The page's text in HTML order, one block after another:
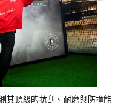
其頂級的抗刮、耐磨與防撞能